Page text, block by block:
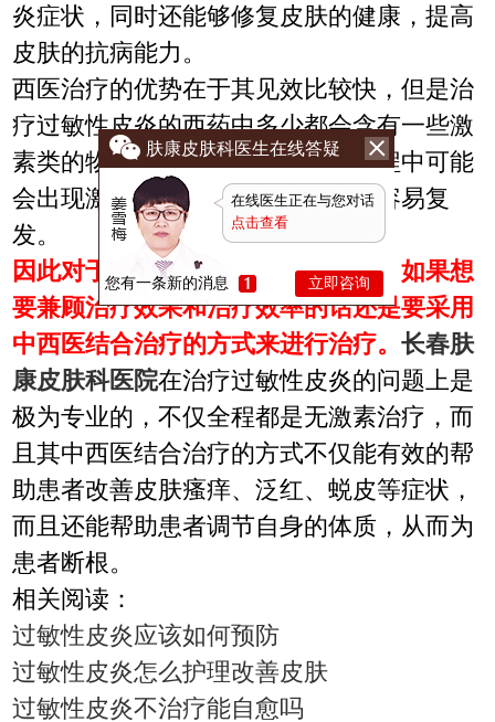
炎症状，同时还能够修复皮肤的健康，提高
皮肤的抗病能力。
西医治疗的优势在于其见效比较快，但是治
疗过敏性皮炎的西药中多少都会含有一些激
素类的物质，因此患者在治疗的过程中可能
会出现激素依赖的问题，并且比较容易复
发。
因此对于对于过敏性皮炎患者来说，如果想
要兼顾治疗效果和治疗效率的话还是要采用
中西医结合治疗的方式来进行治疗。长春肤
康皮肤科医院在治疗过敏性皮炎的问题上是
极为专业的，不仅全程都是无激素治疗，而
且其中西医结合治疗的方式不仅能有效的帮
助患者改善皮肤瘙痒、泛红、蜕皮等症状，
而且还能帮助患者调节自身的体质，从而为
患者断根。
相关阅读：
过敏性皮炎应该如何预防
过敏性皮炎怎么护理改善皮肤
过敏性皮炎不治疗能自愈吗
肤康皮肤科医生在线答疑
在线医生正在与您对话
点击查看
您有一条新的消息 立即咨询